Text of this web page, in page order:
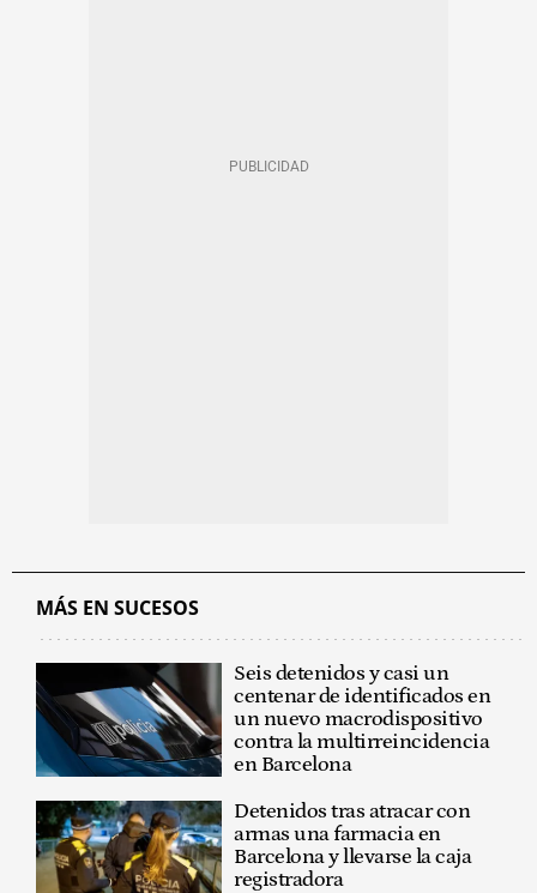
MÁS EN SUCESOS
Seis detenidos y casi un
centenar de identificados en
un nuevo macrodispositivo
contra la multirreincidencia
en Barcelona
Detenidos tras atracar con
armas una farmacia en
Barcelona y llevarse la caja
registradora